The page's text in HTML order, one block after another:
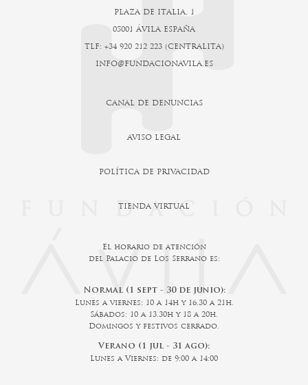
PLAZA DE ITALIA, 1
05001 ÁVILA ESPAÑA
TLF: +34 920 212 223 (CENTRALITA)
INFO@FUNDACIONAVILA.ES
CANAL DE DENUNCIAS
AVISO LEGAL
POLÍTICA DE PRIVACIDAD
TIENDA VIRTUAL
El horario de atención
del Palacio de Los Serrano es:
Normal (1 sept - 30 de junio):
Lunes a viernes: 10 a 14h y 16.30 a 21h.
Sábados: 10 a 13.30h y 18 a 20h.
Domingos y festivos cerrado.
Verano (1 jul - 31 ago):
Lunes a Viernes: de 9:00 a 14:00